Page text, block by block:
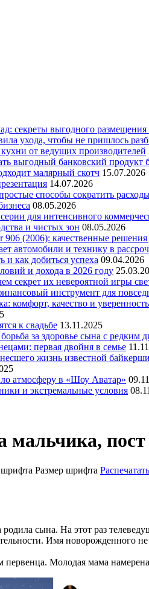
секреты выгодного размещения
ухода, чтобы не пришлось
от ведущих производителей
выгодный банковский продукт
малярный скотч 15.07.2026
14.07.2026
способы сократить
08.05.2026
для интенсивного
и чистых зон 08.05.2026
906 (2006): качественные
автомобили и технику в
и как добиться успеха 09.04.2026
и дохода в 2026 году
секрет их невероятной игры
инструмент для
комфорт, качество и уверенность
к свадьбе 13.11.2025
за здоровье сына с редким
первая двойня в семье
жизнь известной байкерши
атмосферу в «Шоу Аватар»
и экстремальные условия
мальчика,
шрифта Размер шрифта Распечатать
сына. На этот раз
Имя
Молодая мама намерена